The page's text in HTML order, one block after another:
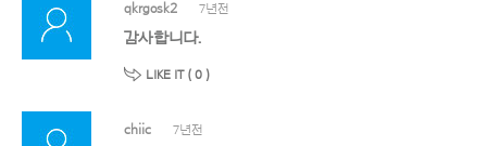
qkrgosk2 7년전
감사합니다.
LIKE IT ( 0 )
chiic 7년전